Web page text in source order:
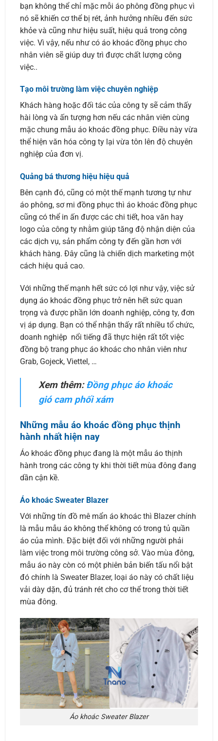
bạn không thể chỉ mặc mỗi áo phông đồng phục vì
nó sẽ khiến cơ thể bị rét, ảnh hưởng nhiều đến sức
khỏe và cũng như hiệu suất, hiệu quả trong công
việc. Vì vậy, nếu như có áo khoác đồng phục cho
nhân viên sẽ giúp duy trì được chất lượng công
việc..
Tạo môi trường làm việc chuyên nghiệp
Khách hàng hoặc đối tác của công ty sẽ cảm thấy
hài lòng và ấn tượng hơn nếu các nhân viên cùng
mặc chung mẫu áo khoác đồng phục. Điều này vừa
thể hiện văn hóa công ty lại vừa tôn lên độ chuyên
nghiệp của đơn vị.
Quảng bá thương hiệu hiệu quả
Bên cạnh đó, cũng có một thế mạnh tương tự như
áo phông, sơ mi đồng phục thì áo khoác đồng phục
cũng có thể in ấn được các chi tiết, hoa văn hay
logo của công ty nhằm giúp tăng độ nhận diện của
các dịch vụ, sản phẩm công ty đến gần hơn với
khách hàng. Đây cũng là chiến dịch marketing một
cách hiệu quả cao.
Với những thế mạnh hết sức có lợi như vậy, việc sử
dụng áo khoác đồng phục trở nên hết sức quan
trọng và được phần lớn doanh nghiệp, công ty, đơn
vị áp dụng. Bạn có thể nhận thấy rất nhiều tổ chức,
doanh nghiệp nổi tiếng đã thực hiện rất tốt việc
đồng bộ trang phục áo khoác cho nhân viên như
Grab, Gojeck, Viettel, …
Xem thêm:Đồng phục áo khoác
gió cam phối xám
Những mẫu áo khoác đồng phục thịnh
hành nhất hiện nay
Áo khoác đồng phục đang là một mẫu áo thịnh
hành trong các công ty khi thời tiết mùa đông đang
dần cận kề.
Áo khoác Sweater Blazer
Với những tín đồ mê mẩn áo khoác thì Blazer chính
là mẫu mẫu áo không thể không có trong tủ quần
áo của mình. Đặc biệt đối với những người phải
làm việc trong môi trường công sở. Vào mùa đông,
mẫu áo này còn có một phiên bản biến tấu nổi bật
đó chính là Sweater Blazer, loại áo này có chất liệu
vải dày dặn, đủ tránh rét cho cơ thể trong thời tiết
mùa đông.
Áo khoác Sweater Blazer